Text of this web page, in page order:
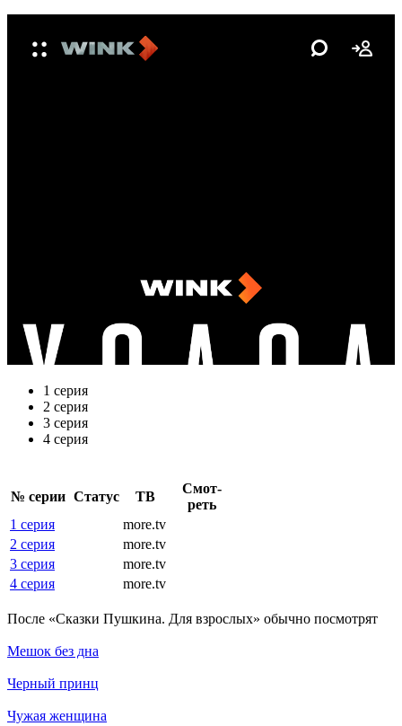
1 серия
2 серия
3 серия
4 серия
№ се­рии Ста­тус ТВ
Смот­
реть
1 серия
more.tv
2 серия
more.tv
3 серия
more.tv
4 серия
more.tv
По­сле «Сказки Пушкина. Для взрослых» обыч­но по­смот­рят
Мешок без дна
Черный принц
Чужая женщина